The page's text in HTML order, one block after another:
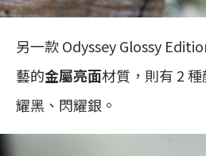
另一款 Odyssey Glossy
藝的金屬亮面材質，則有 2
耀黑、閃耀銀。